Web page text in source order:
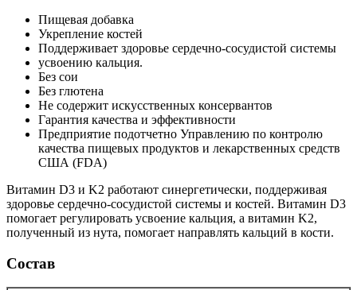
Пищевая добавка
Укрепление костей
Поддерживает здоровье сердечно-сосудистой системы
усвоению кальция.
Без сои
Без глютена
Не содержит искусственных консервантов
Гарантия качества и эффективности
Предприятие подотчетно Управлению по контролю
качества пищевых продуктов и лекарственных средств
США (FDA)
Витамин D3 и K2 работают синергетически, поддерживая
здоровье сердечно-сосудистой системы и костей. Витамин D3
помогает регулировать усвоение кальция, а витамин K2,
полученный из нута, помогает направлять кальций в кости.
Состав